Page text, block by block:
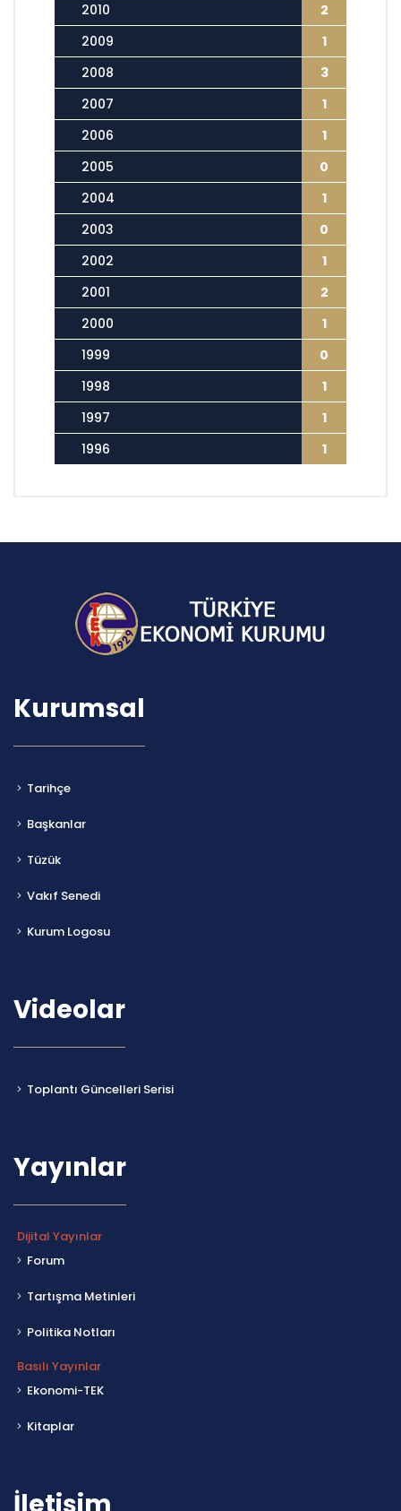
2010
2
2009
1
2008
3
2007
1
2006
1
2005
0
2004
1
2003
0
2002
1
2001
2
2000
1
1999
0
1998
1
1997
1
1996
1
Kurumsal
Tarihçe
Başkanlar
Tüzük
Vakıf Senedi
Kurum Logosu
Videolar
Toplantı Güncelleri Serisi
Yayınlar
Dijital Yayınlar
Forum
Tartışma Metinleri
Politika Notları
Basılı Yayınlar
Ekonomi-TEK
Kitaplar